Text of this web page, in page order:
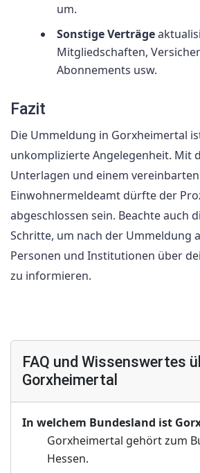
um.
Sonstige Verträge
Mitgliedschaften,
Abonnements usw.
Fazit
Die Ummeldung in Gorxheimertal
unkomplizierte Angelegenheit. Mit
Unterlagen und einem
Einwohnermeldeamt dürfte der
abgeschlossen sein. Beachte auch
Schritte, um nach der Ummeldung
Personen und Institutionen über
zu informieren.
FAQ und Wissenswertes
Gorxheimertal
In welchem Bundesland ist
Gorxheimertal gehört zum
Hessen.